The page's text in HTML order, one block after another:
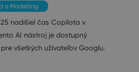
a Marketing
nadišiel čas Copilota v
AI nástroj je dostupný
všetkých užívateľov Googlu.